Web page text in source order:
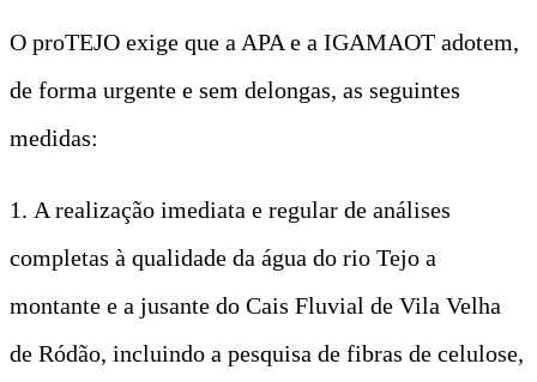
O proTEJO exige que a APA e a IGAMAOT adotem,
de forma urgente e sem delongas, as seguintes
medidas:
1. A realização imediata e regular de análises
completas à qualidade da água do rio Tejo a
montante e a jusante do Cais Fluvial de Vila Velha
de Ródão, incluindo a pesquisa de fibras de celulose,